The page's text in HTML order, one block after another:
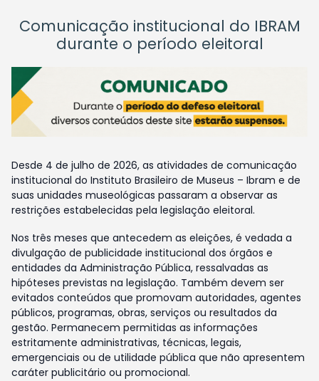
Comunicação institucional do IBRAM
durante o período eleitoral
Desde 4 de julho de 2026, as atividades de comunicação
institucional do Instituto Brasileiro de Museus – Ibram e de
suas unidades museológicas passaram a observar as
restrições estabelecidas pela legislação eleitoral.
Nos três meses que antecedem as eleições, é vedada a
divulgação de publicidade institucional dos órgãos e
entidades da Administração Pública, ressalvadas as
hipóteses previstas na legislação. Também devem ser
evitados conteúdos que promovam autoridades, agentes
públicos, programas, obras, serviços ou resultados da
gestão. Permanecem permitidas as informações
estritamente administrativas, técnicas, legais,
emergenciais ou de utilidade pública que não apresentem
caráter publicitário ou promocional.